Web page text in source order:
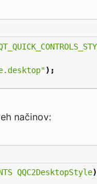
);
načinov:
QQC2DesktopStyle)